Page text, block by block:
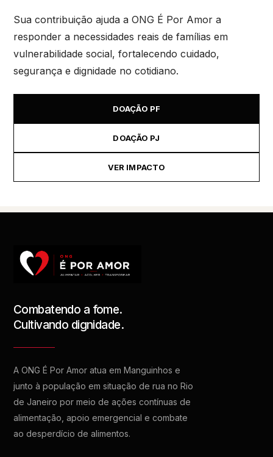
Sua contribuição ajuda a ONG É Por Amor a
responder a necessidades reais de famílias em
vulnerabilidade social, fortalecendo cuidado,
segurança e dignidade no cotidiano.
DOAÇÃO PF
DOAÇÃO PJ
VER IMPACTO
Combatendo a fome.
Cultivando dignidade.
A ONG É Por Amor atua em Manguinhos e
junto à população em situação de rua no Rio
de Janeiro por meio de ações contínuas de
alimentação, apoio emergencial e combate
ao desperdício de alimentos.